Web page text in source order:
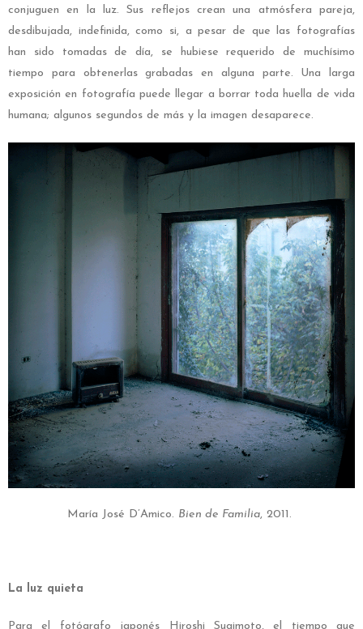
conjuguen en la luz. Sus reflejos crean una atmósfera pareja,
desdibujada, indefinida, como si, a pesar de que las fotografías
han sido tomadas de día, se hubiese requerido de muchísimo
tiempo para obtenerlas grabadas en alguna parte. Una larga
exposición en fotografía puede llegar a borrar toda huella de vida
humana; algunos segundos de más y la imagen desaparece.
María José D’Amico. Bien de Familia, 2011.
La luz quieta
Para el fotógrafo japonés Hiroshi Sugimoto, el tiempo que